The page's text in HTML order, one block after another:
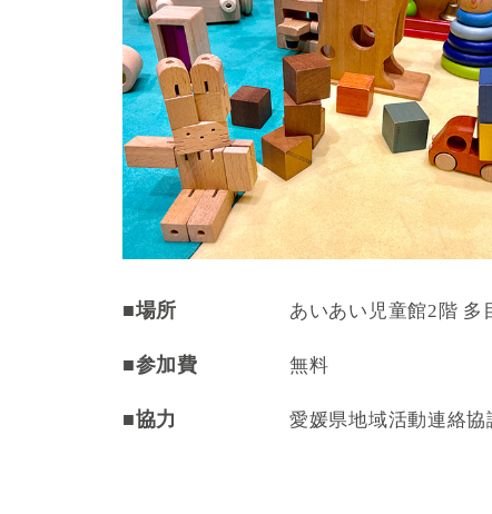
■場所 あいあい児童館2階 多
■参加費 無料
■協力 愛媛県地域活動連絡協